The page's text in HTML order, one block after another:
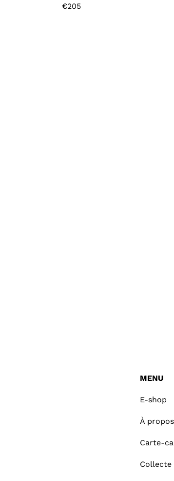
€205
MENU
E-shop
À propos
Carte-
Collecte